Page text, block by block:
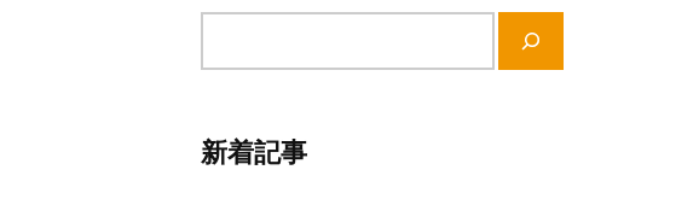
イ
内
検
新着記事